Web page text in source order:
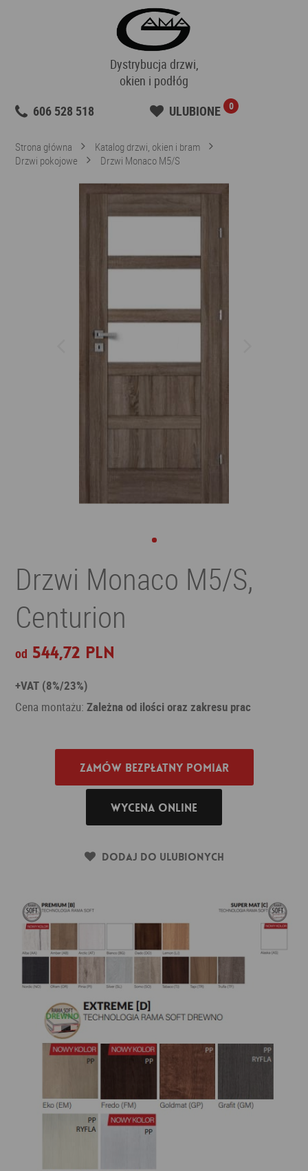
Dystrybucja drzwi,
okien i podłóg
606 528 518
ULUBIONE 0
Strona główna
Katalog drzwi, okien i bram
Drzwi pokojowe
Drzwi Monaco M5/S
Drzwi Monaco M5/S,
Centurion
od 544,72 PLN
+VAT (8%/23%)
Cena montażu:Zależna od ilości oraz zakresu prac
Zamów bezpłatny pomiar
Wycena online
Dodaj do ulubionych